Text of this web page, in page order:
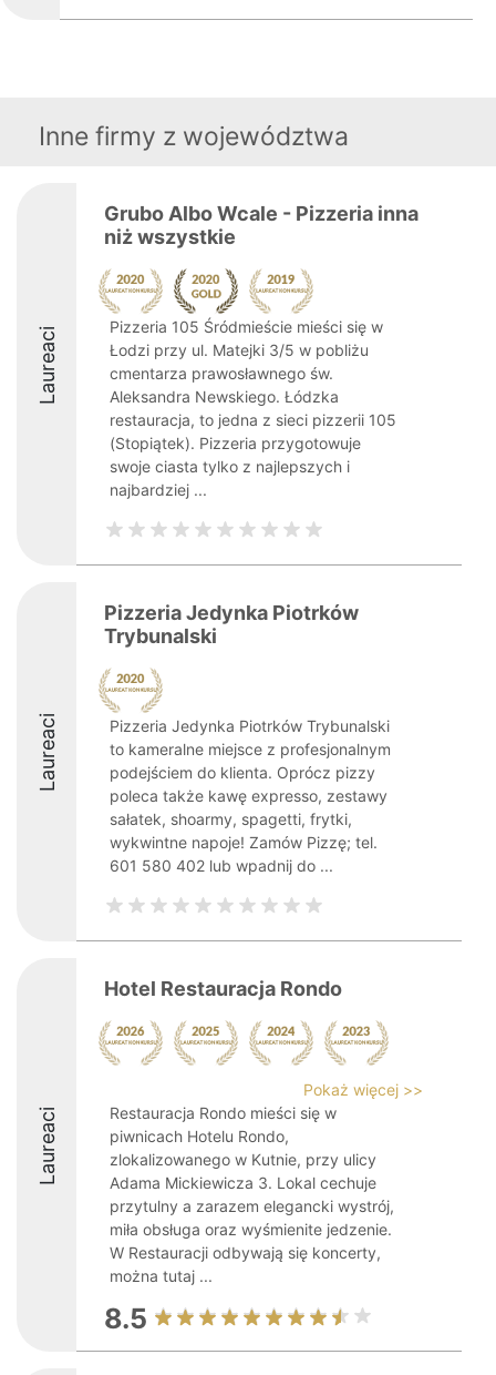
Inne firmy z województwa
Laureaci
Grubo Albo Wcale - Pizzeria inna
niż wszystkie
Pizzeria 105 Śródmieście mieści się w
Łodzi przy ul. Matejki 3/5 w pobliżu
cmentarza prawosławnego św.
Aleksandra Newskiego. Łódzka
restauracja, to jedna z sieci pizzerii 105
(Stopiątek). Pizzeria przygotowuje
swoje ciasta tylko z najlepszych i
najbardziej ...
Laureaci
Pizzeria Jedynka Piotrków
Trybunalski
Pizzeria Jedynka Piotrków Trybunalski
to kameralne miejsce z profesjonalnym
podejściem do klienta. Oprócz pizzy
poleca także kawę expresso, zestawy
sałatek, shoarmy, spagetti, frytki,
wykwintne napoje! Zamów Pizzę; tel.
601 580 402 lub wpadnij do ...
Laureaci
Hotel Restauracja Rondo
Pokaż więcej >>
Restauracja Rondo mieści się w
piwnicach Hotelu Rondo,
zlokalizowanego w Kutnie, przy ulicy
Adama Mickiewicza 3. Lokal cechuje
przytulny a zarazem elegancki wystrój,
miła obsługa oraz wyśmienite jedzenie.
W Restauracji odbywają się koncerty,
można tutaj ...
8.5